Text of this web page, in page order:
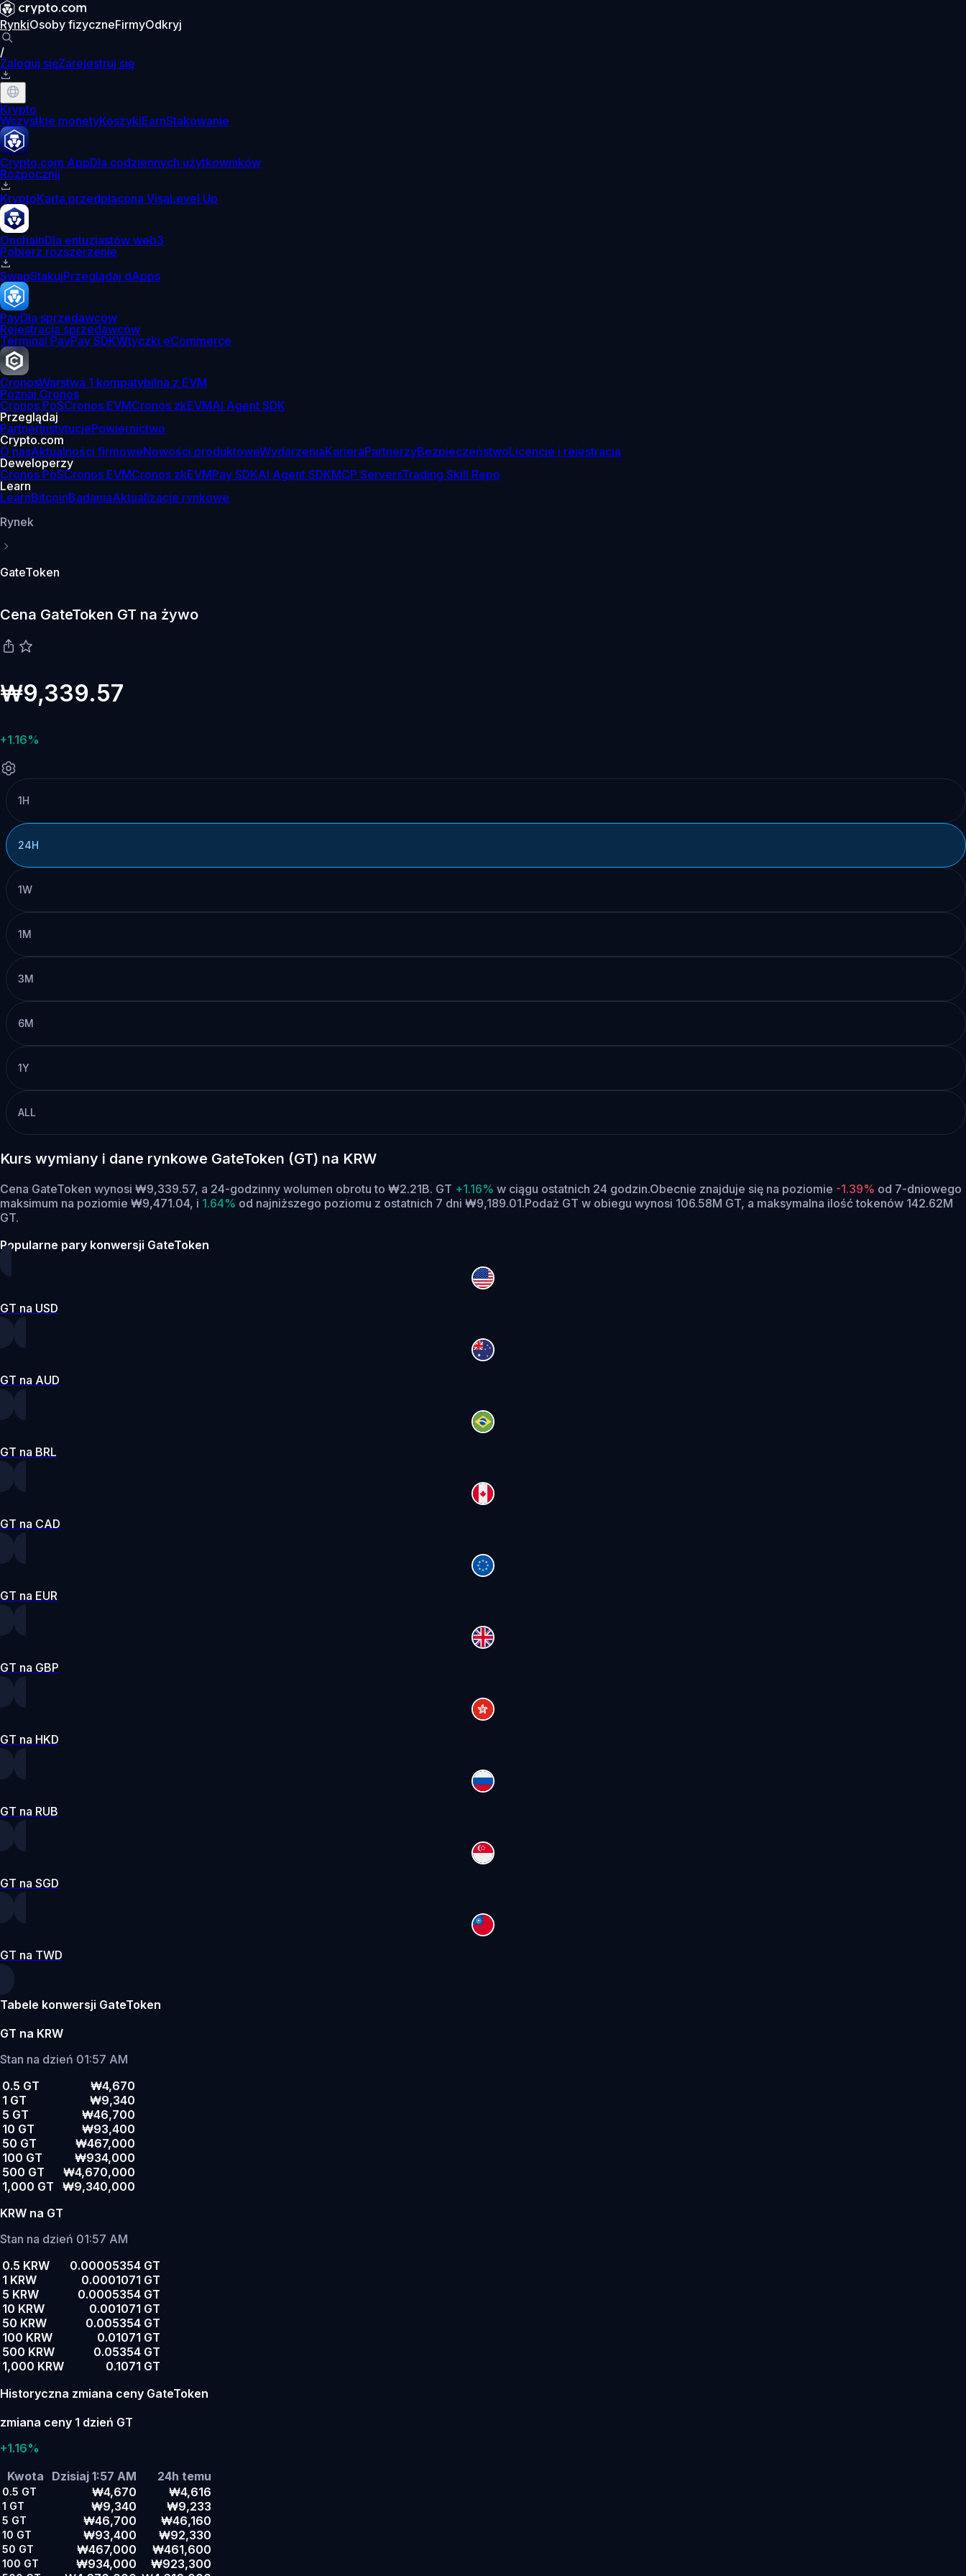
RynkiOsoby fizyczneFirmyOdkryj
/
Zaloguj sięZarejestruj się
Krypto
Wszystkie monetyKoszykiEarnStakowanie
Crypto.com AppDla codziennych użytkowników
Rozpocznij
KryptoKarta przedpłacona VisaLevel Up
OnchainDla entuzjastów web3
Pobierz rozszerzenie
SwapStakujPrzeglądaj dApps
PayDla sprzedawców
Rejestracja sprzedawców
Terminal PayPay SDKWtyczki eCommerce
CronosWarstwa 1 kompatybilna z EVM
Poznaj Cronos
Cronos PoSCronos EVMCronos zkEVMAI Agent SDK
Przeglądaj
PartnerInstytucjePowiernictwo
Crypto.com
O nasAktualności firmoweNowości produktoweWydarzeniaKarieraPartnerzyBezpieczeństwoLicencje i rejestracja
Deweloperzy
Cronos PoSCronos EVMCronos zkEVMPay SDKAI Agent SDKMCP ServersTrading Skill Repo
Learn
LearnBitcoinBadaniaAktualizacje rynkowe
Rynek
GateToken
Cena GateToken GT na żywo
₩9,339.57
+1.16%
1H
24H
1W
1M
3M
6M
1Y
ALL
Kurs wymiany i dane rynkowe GateToken (GT) na KRW
Cena GateToken wynosi ₩9,339.57, a 24-godzinny wolumen obrotu to ₩2.21B. GT +1.16% w ciągu ostatnich 24 godzin.Obecnie znajduje się na poziomie -1.39% od 7-dniowego
maksimum na poziomie ₩9,471.04, i 1.64% od najniższego poziomu z ostatnich 7 dni ₩9,189.01.Podaż GT w obiegu wynosi 106.58M GT, a maksymalna ilość tokenów 142.62M
GT.
Popularne pary konwersji GateToken
GT na USD
GT na AUD
GT na BRL
GT na CAD
GT na EUR
GT na GBP
GT na HKD
GT na RUB
GT na SGD
GT na TWD
Tabele konwersji GateToken
GT na KRW
Stan na dzień 01:57 AM
0.5 GT
₩4,670
1 GT
₩9,340
5 GT
₩46,700
10 GT
₩93,400
50 GT
₩467,000
100 GT
₩934,000
500 GT
₩4,670,000
1,000 GT
₩9,340,000
KRW na GT
Stan na dzień 01:57 AM
0.5 KRW
0.00005354 GT
1 KRW
0.0001071 GT
5 KRW
0.0005354 GT
10 KRW
0.001071 GT
50 KRW
0.005354 GT
100 KRW
0.01071 GT
500 KRW
0.05354 GT
1,000 KRW
0.1071 GT
Historyczna zmiana ceny GateToken
zmiana ceny 1 dzień GT
+1.16%
Kwota
Dzisiaj 1:57 AM 24h temu
0.5 GT ₩4,670 ₩4,616
1 GT ₩9,340 ₩9,233
5 GT ₩46,700 ₩46,160
10 GT ₩93,400 ₩92,330
50 GT ₩467,000 ₩461,600
100 GT ₩934,000 ₩923,300